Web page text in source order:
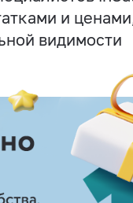
и
видимости